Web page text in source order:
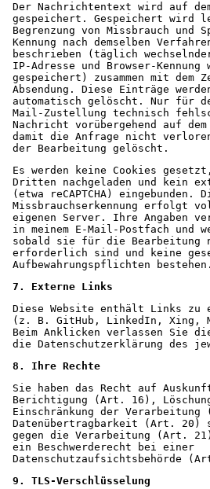
Der Nachrichtentext wird auf
gespeichert. Gespeichert wird
Begrenzung von Missbrauch und
Kennung nach demselben
beschrieben (täglich
IP-Adresse und Browser-Kennung
gespeichert) zusammen mit dem
Absendung. Diese Einträge
automatisch gelöscht. Nur für
Mail-Zustellung technisch
Nachricht vorübergehend auf
damit die Anfrage nicht
der Bearbeitung gelöscht.
Es werden keine Cookies
Dritten nachgeladen und kein
(etwa reCAPTCHA) eingebunden.
Missbrauchserkennung erfolgt
eigenen Server. Ihre Angaben
in meinem E-Mail-Postfach und
sobald sie für die Bearbeitung
erforderlich sind und keine
Aufbewahrungspflichten bestehen.
7. Externe Links
Diese Website enthält Links zu
(z. B. GitHub, LinkedIn, Xing,
Beim Anklicken verlassen Sie
die Datenschutzerklärung des
8. Ihre Rechte
Sie haben das Recht auf
Berichtigung (Art. 16),
Einschränkung der
Datenübertragbarkeit (Art. 20)
gegen die Verarbeitung (Art.
ein Beschwerderecht bei einer
Datenschutzaufsichtsbehörde
9. TLS-Verschlüsselung